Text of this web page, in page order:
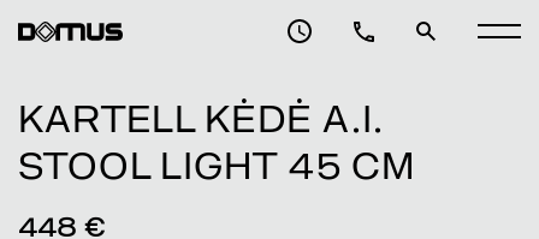
KARTELL KĖDĖ A.I.
STOOL LIGHT 45 CM
448 €